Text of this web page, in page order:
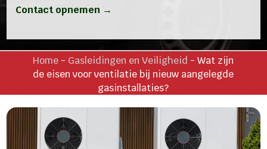
Contact opnemen →
Home - Gasleidingen en Veiligheid -Wat zijn
de eisen voor ventilatie bij nieuw aangelegde
gasinstallaties?